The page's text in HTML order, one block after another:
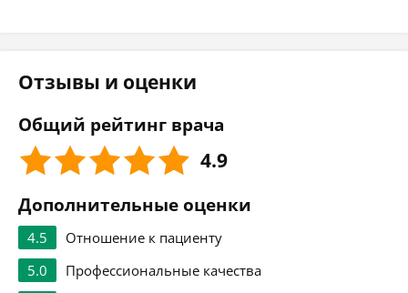
Отзывы и оценки
Общий рейтинг врача
4.9
Дополнительные оценки
4.5
Отношение к пациенту
5.0
Профессиональные качества